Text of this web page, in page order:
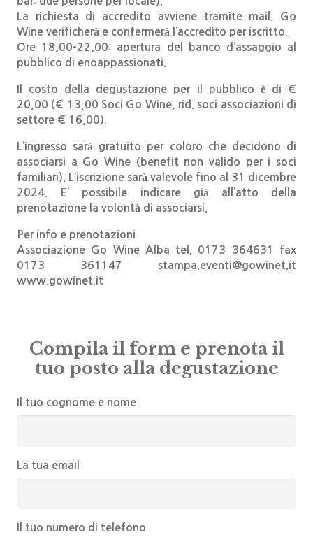
La richiesta di accredito avviene tramite mail. Go
Wine verificherà e confermerà l’accredito per iscritto.
Ore 18,00-22,00: apertura del banco d’assaggio al
pubblico di enoappassionati.
Il costo della degustazione per il pubblico è di €
20,00 (€ 13,00 Soci Go Wine, rid. soci associazioni di
settore € 16,00).
L’ingresso sarà gratuito per coloro che decidono di
associarsi a Go Wine (benefit non valido per i soci
familiari). L’iscrizione sarà valevole fino al 31 dicembre
2024. E’ possibile indicare già all’atto della
prenotazione la volontà di associarsi.
Per info e prenotazioni
Associazione Go Wine Alba tel. 0173 364631 fax
0173 361147 stampa.eventi@gowinet.it
www.gowinet.it
Compila il form e prenota il
tuo posto alla degustazione
Il tuo cognome e nome
La tua email
Il tuo numero di telefono